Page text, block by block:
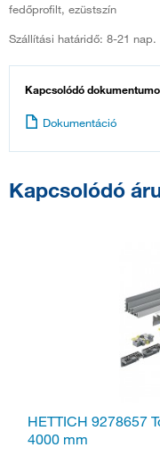
fedőprofilt, ezüstszín
Szállítási határidő: 8-21 nap.
Kapcsolódó
Dokumentáció
Kapcsolódó
HETTICH 9278657
4000 mm